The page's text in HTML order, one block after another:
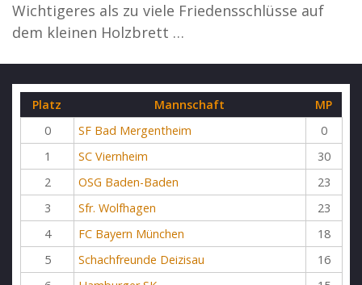
Wichtigeres als zu viele Friedensschlüsse auf
dem kleinen Holzbrett …
Platz Mannschaft
MP
0
SF Bad Mergentheim
0
1
SC Viernheim
30
2
OSG Baden-Baden
23
3
Sfr. Wolfhagen
23
4
FC Bayern München
18
5
Schachfreunde Deizisau
16